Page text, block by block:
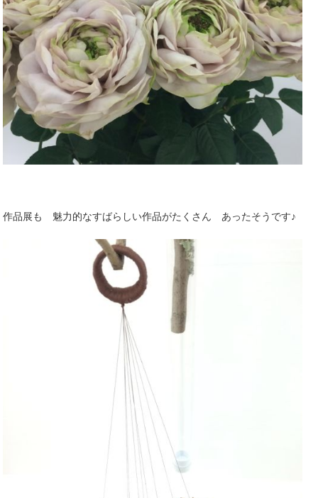
作品展も 魅力的なすばらしい作品がたくさん あったそうです♪